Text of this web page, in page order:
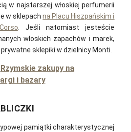
w najstarszej włoskiej perfumerii
w sklepachna Placu Hiszpańskim i
. Jeśli natomiast jesteście
włoskich zapachów i marek,
sklepiki w dzielnicy Monti.
Rzymskie zakupy na
i bazary
pamiątki charakterystycznej